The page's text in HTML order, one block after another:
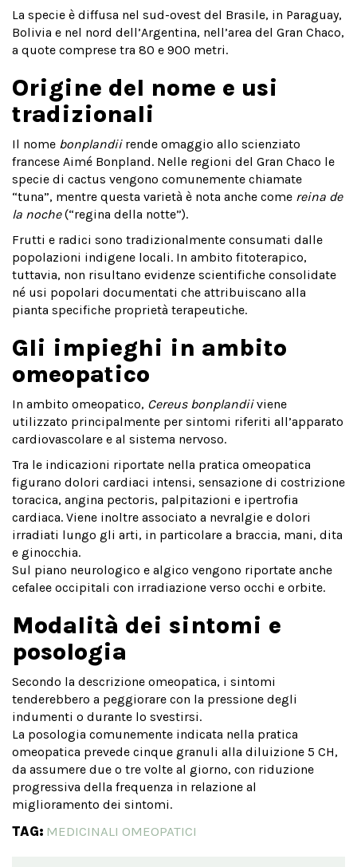
La specie è diffusa nel sud-ovest del Brasile, in Paraguay,
Bolivia e nel nord dell’Argentina, nell’area del Gran Chaco,
a quote comprese tra 80 e 900 metri.
Origine del nome e usi
tradizionali
Il nome bonplandiirende omaggio allo scienziato
francese Aimé Bonpland. Nelle regioni del Gran Chaco le
specie di cactus vengono comunemente chiamate
“tuna”, mentre questa varietà è nota anche come reina de
la noche(“regina della notte”).
Frutti e radici sono tradizionalmente consumati dalle
popolazioni indigene locali. In ambito fitoterapico,
tuttavia, non risultano evidenze scientifiche consolidate
né usi popolari documentati che attribuiscano alla
pianta specifiche proprietà terapeutiche.
Gli impieghi in ambito
omeopatico
In ambito omeopatico, Cereus bonplandiiviene
utilizzato principalmente per sintomi riferiti all’apparato
cardiovascolare e al sistema nervoso.
Tra le indicazioni riportate nella pratica omeopatica
figurano dolori cardiaci intensi, sensazione di costrizione
toracica, angina pectoris, palpitazioni e ipertrofia
cardiaca. Viene inoltre associato a nevralgie e dolori
irradiati lungo gli arti, in particolare a braccia, mani, dita
e ginocchia.
Sul piano neurologico e algico vengono riportate anche
cefalee occipitali con irradiazione verso occhi e orbite.
Modalità dei sintomi e
posologia
Secondo la descrizione omeopatica, i sintomi
tenderebbero a peggiorare con la pressione degli
indumenti o durante lo svestirsi.
La posologia comunemente indicata nella pratica
omeopatica prevede cinque granuli alla diluizione 5 CH,
da assumere due o tre volte al giorno, con riduzione
progressiva della frequenza in relazione al
miglioramento dei sintomi.
TAG: MEDICINALI OMEOPATICI